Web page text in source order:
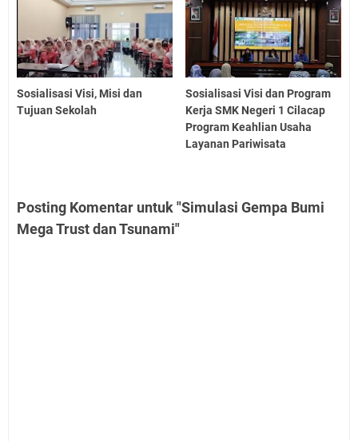
Sosialisasi Visi, Misi dan
Tujuan Sekolah
Sosialisasi Visi dan Program
Kerja SMK Negeri 1 Cilacap
Program Keahlian Usaha
Layanan Pariwisata
Posting Komentar untuk "Simulasi Gempa Bumi
Mega Trust dan Tsunami"